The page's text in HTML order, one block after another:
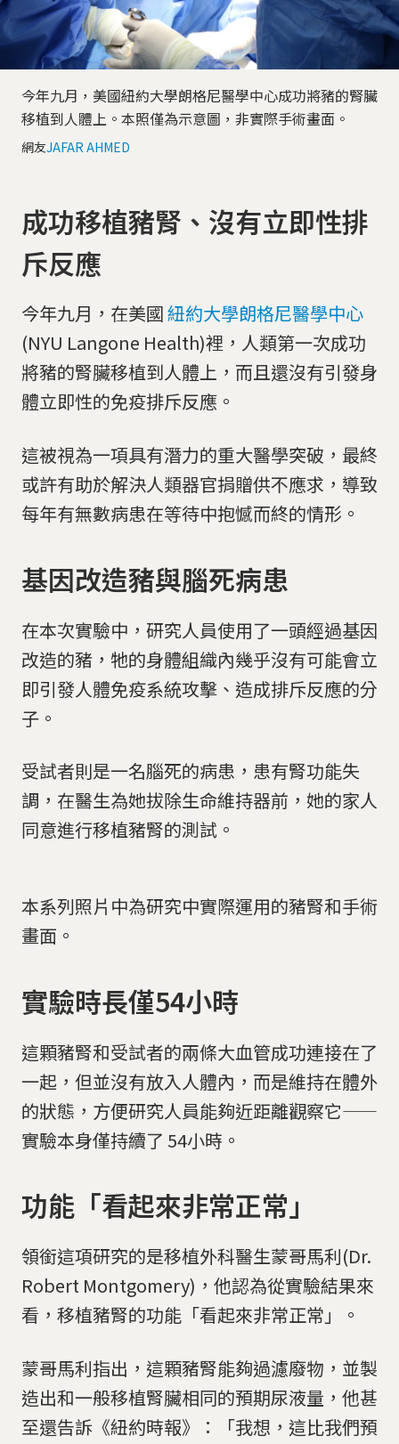
今年九月，美國紐約大學朗格尼醫學中心成功將豬的腎臟
移植到人體上。本照僅為示意圖，非實際手術畫面。
網友JAFAR AHMED
成功移植豬腎、沒有立即性排
斥反應
今年九月，在美國紐約大學朗格尼醫學中心
(NYU Langone Health)裡，人類第一次成功
將豬的腎臟移植到人體上，而且還沒有引發身
體立即性的免疫排斥反應。
這被視為一項具有潛力的重大醫學突破，最終
或許有助於解決人類器官捐贈供不應求，導致
每年有無數病患在等待中抱憾而終的情形。
基因改造豬與腦死病患
在本次實驗中，研究人員使用了一頭經過基因
改造的豬，牠的身體組織內幾乎沒有可能會立
即引發人體免疫系統攻擊、造成排斥反應的分
子。
受試者則是一名腦死的病患，患有腎功能失
調，在醫生為她拔除生命維持器前，她的家人
同意進行移植豬腎的測試。
本系列照片中為研究中實際運用的豬腎和手術
畫面。
實驗時長僅54小時
這顆豬腎和受試者的兩條大血管成功連接在了
一起，但並沒有放入人體內，而是維持在體外
的狀態，方便研究人員能夠近距離觀察它——
實驗本身僅持續了 54小時。
功能「看起來非常正常」
領銜這項研究的是移植外科醫生蒙哥馬利(Dr.
Robert Montgomery)，他認為從實驗結果來
看，移植豬腎的功能「看起來非常正常」。
蒙哥馬利指出，這顆豬腎能夠過濾廢物，並製
造出和一般移植腎臟相同的預期尿液量，他甚
至還告訴《紐約時報》：「我想，這比我們預